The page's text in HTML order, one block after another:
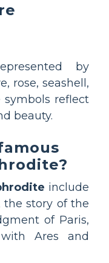
by
rose, seashell,
symbols reflect
beauty.
include
the story of the
of Paris,
Ares and